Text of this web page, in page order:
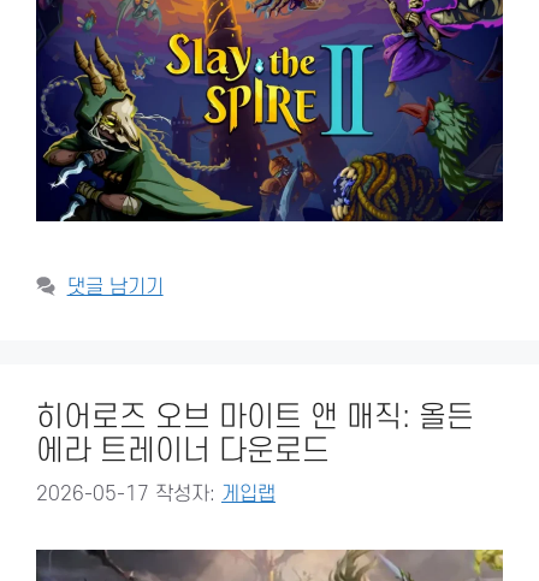
댓글 남기기
히어로즈 오브 마이트 앤 매직: 올든
에라 트레이너 다운로드
2026-05-17 작성자: 게입랩